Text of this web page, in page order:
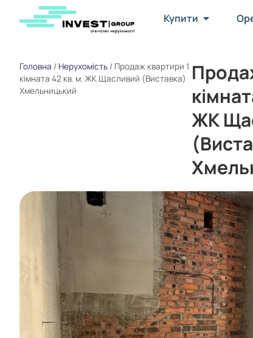
Купити
Головна / Нерухомість / Продаж квартири 1
кімната 42 кв. м. ЖК Щасливий (Виставка)
Хмельницький
ЖК